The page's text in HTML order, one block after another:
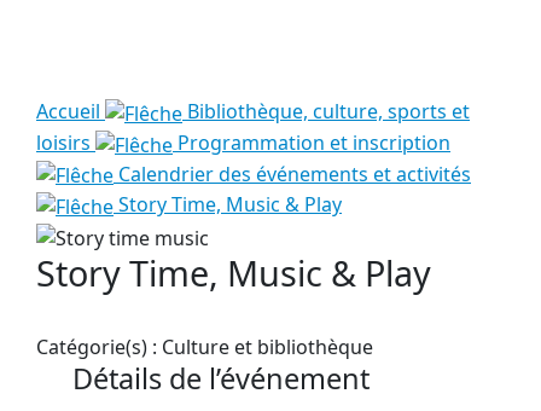
Accueil
Bibliothèque, culture, sports et
loisirs
Programmation et inscription
Calendrier des événements et activités
Story Time, Music & Play
Story Time, Music & Play
Catégorie(s) : Culture et bibliothèque
Détails de l’événement